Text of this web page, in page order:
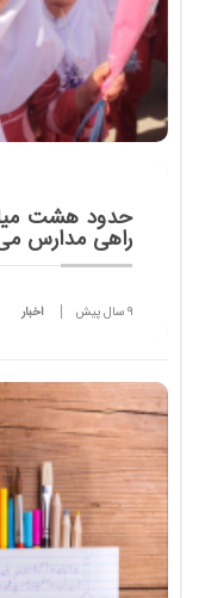
حدود هشت
راهی مدارس
9 سال پیش اخبار
دقیق دانش
تکمیل شدن